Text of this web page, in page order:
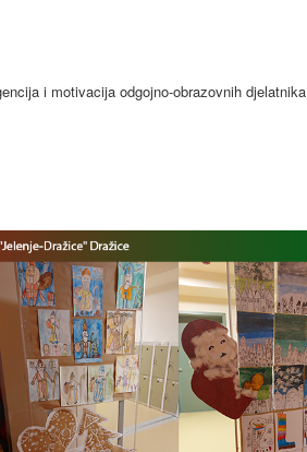
i motivacija odgojno-obrazovnih djelatnika